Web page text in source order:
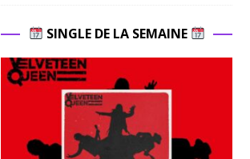
SINGLE DE LA SEMAINE